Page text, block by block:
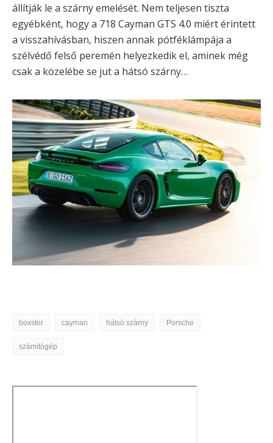
állítják le a szárny emelését. Nem teljesen tiszta
egyébként, hogy a 718 Cayman GTS 4.0 miért érintett
a visszahívásban, hiszen annak pótféklámpája a
szélvédő felső peremén helyezkedik el, aminek még
csak a közelébe se jut a hátsó szárny…
boxster cayman hátsó szárny Porsche
számítógép